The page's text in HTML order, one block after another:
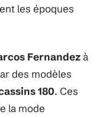
les époques
Fernandezà
des modèles
180. Ces
la mode